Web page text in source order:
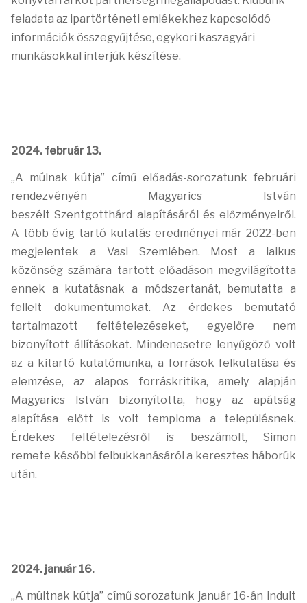
feladata az ipartörténeti emlékekhez kapcsolódó
információk összegyűjtése, egykori kaszagyári
munkásokkal interjúk készítése.
2024. február 13.
„A múlnak kútja” című előadás-sorozatunk februári
rendezvényén Magyarics István
beszéltSzentgotthárd alapításáról és előzményeiről.
A több évig tartó kutatás eredményei már 2022-ben
megjelentek a Vasi Szemlében. Most a laikus
közönség számára tartott előadáson megvilágította
ennek a kutatásnak a módszertanát, bemutatta a
fellelt dokumentumokat. Az érdekes bemutató
tartalmazott feltételezéseket, egyelőre nem
bizonyított állításokat. Mindenesetre lenyűgöző volt
az a kitartó kutatómunka, a források felkutatása és
elemzése, azalapos forráskritika, amely alapján
Magyarics István bizonyította, hogy az apátság
alapítása előtt is volt temploma a településnek.
Érdekes feltételezésről is beszámolt, Simon
remete későbbi felbukkanásáról a keresztes háborúk
után.
2024. január 16.
„A múltnak kútja” című sorozatunk január 16-án indult